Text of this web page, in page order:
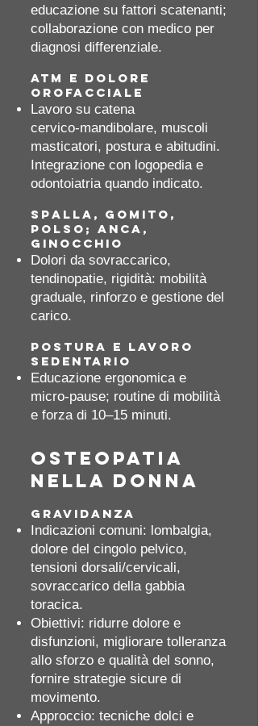
educazione su fattori scatenanti;
collaborazione con medico per
diagnosi differenziale.
ATM e dolore
orofacciale
Lavoro su catena
cervico‑mandibolare, muscoli
masticatori, postura e abitudini.
Integrazione con logopedia e
odontoiatria quando indicato.
Spalla, gomito,
polso; anca,
ginocchio
Dolori da sovraccarico,
tendinopatie, rigidità: mobilità
graduale, rinforzo e gestione del
carico.
Postura e lavoro
sedentario
Educazione ergonomica e
micro‑pause; routine di mobilità
e forza di 10–15 minuti.
Osteopatia
nella donna
Gravidanza
Indicazioni comuni: lombalgia,
dolore del cingolo pelvico,
tensioni dorsali/cervicali,
sovraccarico della gabbia
toracica.
Obiettivi: ridurre dolore e
disfunzioni, migliorare tolleranza
allo sforzo e qualità del sonno,
fornire strategie sicure di
movimento.
Approccio: tecniche dolci e